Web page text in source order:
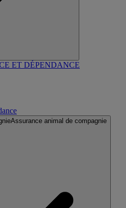
ET DÉPENDANCE
Assurance animal de compagnie